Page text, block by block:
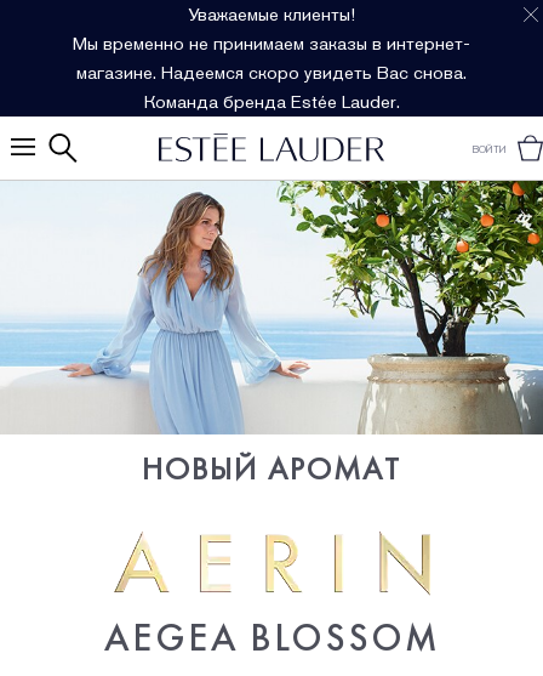
Уважаемые клиенты!
Мы временно не принимаем заказы в интернет-
магазине. Надеемся скоро увидеть Вас снова.
Команда бренда Estée Lauder.
ВОЙТИ
НОВЫЙ АРОМАТ
AEGEA BLOSSOM